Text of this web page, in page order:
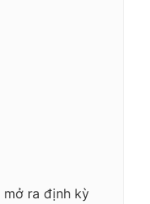
mở ra định kỳ